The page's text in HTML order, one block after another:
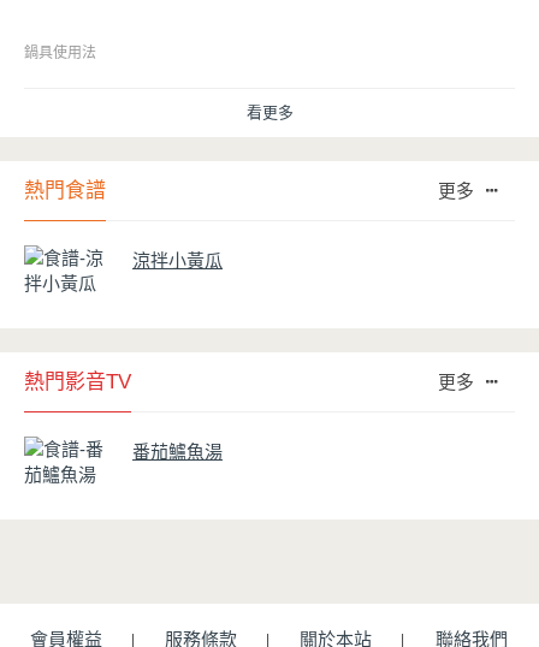
因此金鑽不沾系列的鍋具，更年年穩居銷售排行榜的前幾名。然而如何
鍋具使用法
看更多
熱門食譜 更多
涼拌小黃瓜
熱門影音TV 更多
番茄鱸魚湯
會員權益 服務條款 關於本站 聯絡我們